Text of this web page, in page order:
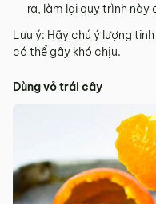
ra, làm lại quy trình này
Lưu ý: Hãy chú ý lượng
có thể gây khó chịu.
Dùng vỏ trái cây